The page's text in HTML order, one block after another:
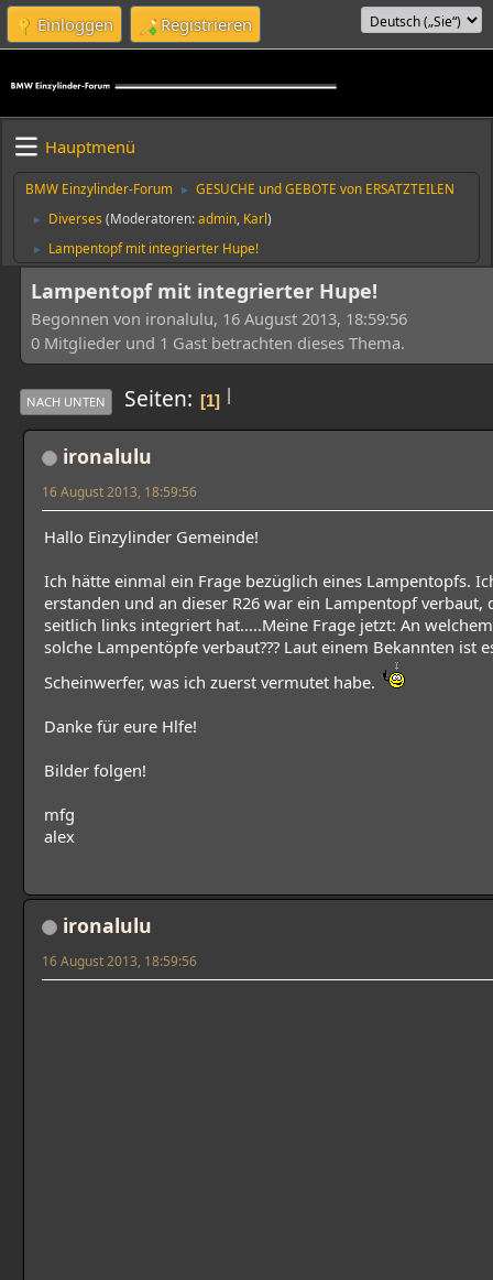
Einloggen Registrieren
Hauptmenü
BMW Einzylinder-Forum ► GESUCHE und GEBOTE von ERSATZTEILEN
► Diverses (Moderatoren:admin Karl)
► Lampentopf mit integrierter Hupe!
Lampentopf mit integrierter Hupe!
Begonnen von ironalulu, 16 August 2013, 18:59:56
0 Mitglieder und 1 Gast betrachten dieses Thema.
|
NACH UNTEN Seiten 1
ironalulu
16 August 2013, 18:59:56
Hallo Einzylinder Gemeinde!
Ich hätte einmal ein Frage bezüglich eines Lampentopfs.
erstanden und an dieser R26 war ein Lampentopf verbaut,
seitlich links integriert hat.....Meine Frage jetzt: An
solche Lampentöpfe verbaut??? Laut einem Bekannten ist
Scheinwerfer, was ich zuerst vermutet habe.
Danke für eure Hlfe!
Bilder folgen!
mfg
alex
ironalulu
16 August 2013, 18:59:56